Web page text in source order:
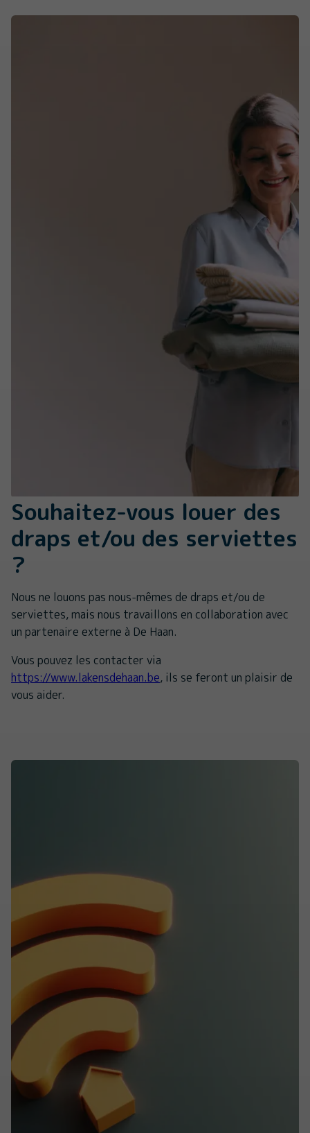
Souhaitez-vous louer des
draps et/ou des serviettes
?
Nous ne louons pas nous-mêmes de draps et/ou de
serviettes, mais nous travaillons en collaboration avec
un partenaire externe à De Haan.
Vous pouvez les contacter via
https://www.lakensdehaan.be, ils se feront un plaisir de
vous aider.